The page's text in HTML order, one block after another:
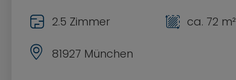
81927 München
2.5 Zimmer ca. 72 m²